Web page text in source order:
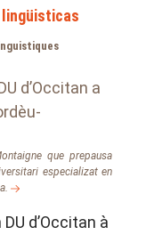
d’Occitan a
que prepausa
especializat en
d’Occitan à